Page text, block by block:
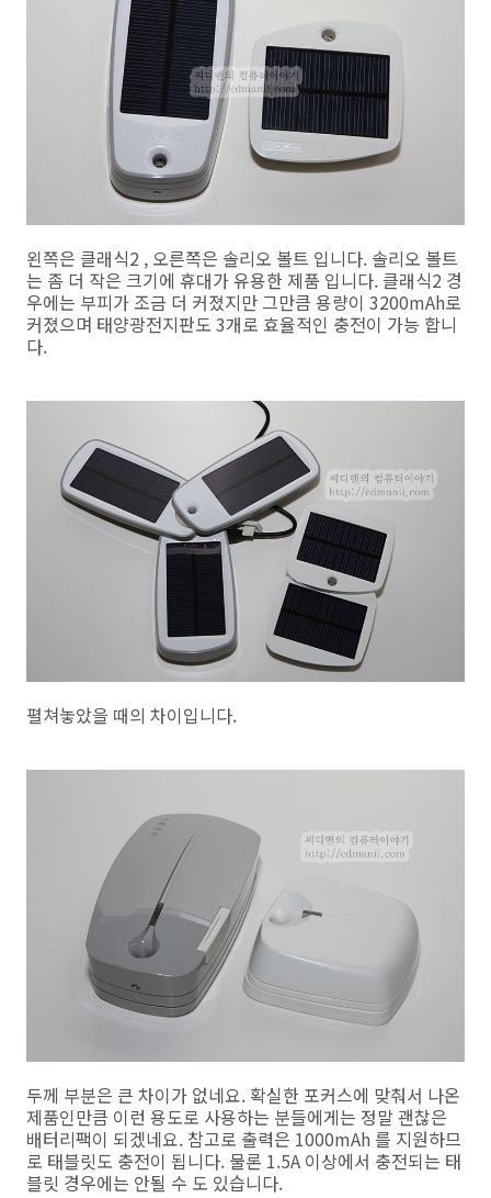
왼쪽은 클래식2 , 오른쪽은 솔리오 볼트 입니다. 솔리오 볼트
는 좀 더 작은 크기에 휴대가 유용한 제품 입니다. 클래식2 경
우에는 부피가 조금 더 커졌지만 그만큼 용량이 3200mAh로
커졌으며 태양광전지판도 3개로 효율적인 충전이 가능 합니
다.
펼쳐놓았을 때의 차이입니다.
두께 부분은 큰 차이가 없네요. 확실한 포커스에 맞춰서 나온
제품인만큼 이런 용도로 사용하는 분들에게는 정말 괜찮은
배터리팩이 되겠네요. 참고로 출력은 1000mAh 를 지원하므
로 태블릿도 충전이 됩니다. 물론 1.5A 이상에서 충전되는 태
블릿 경우에는 안될 수 도 있습니다.